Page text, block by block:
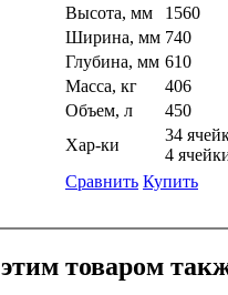
Высота, мм
1560
Ширина, мм 740
Глубина, мм 610
Масса, кг
406
Объем, л
450
Хар-ки
34
4
Сравнить Купить
товаром